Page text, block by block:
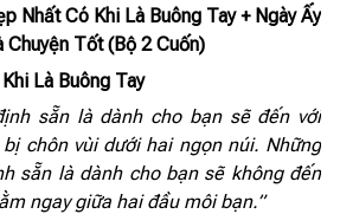
Nhất Có Khi Là Buông Tay + Ngày Ấy
Chuyện Tốt (Bộ 2 Cuốn)
Là Buông Tay
sẵn là dành cho bạn sẽ đến với
chôn vùi dưới hai ngọn núi. Những
sẵn là dành cho bạn sẽ không đến
ngay giữa hai đầu môi bạn.”